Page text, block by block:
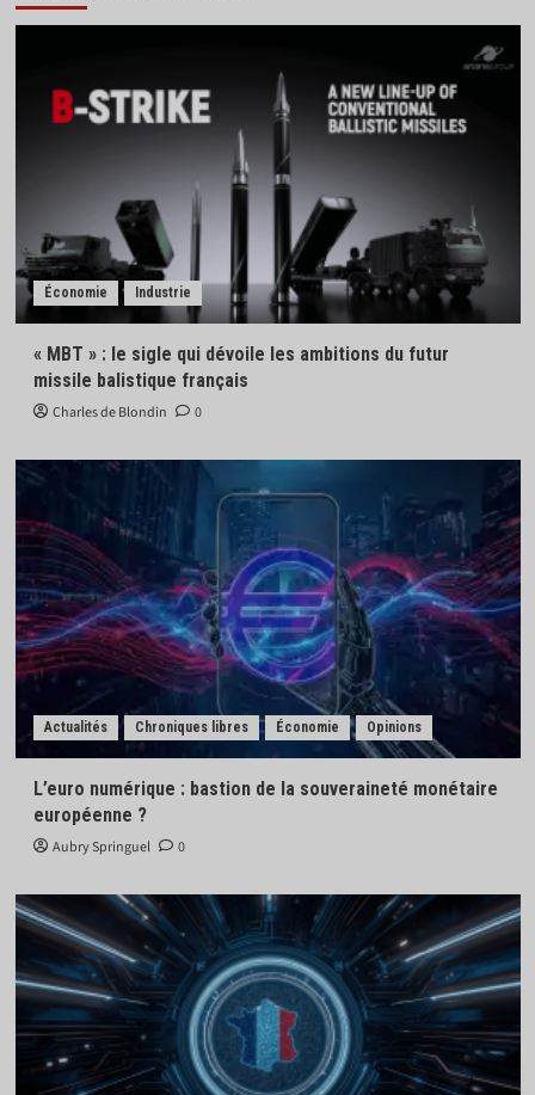
Économie Industrie
« MBT » : le sigle qui dévoile les ambitions du futur
missile balistique français
Charles de Blondin 0
Actualités Chroniques libres Économie Opinions
L’euro numérique : bastion de la souveraineté monétaire
européenne ?
Aubry Springuel 0